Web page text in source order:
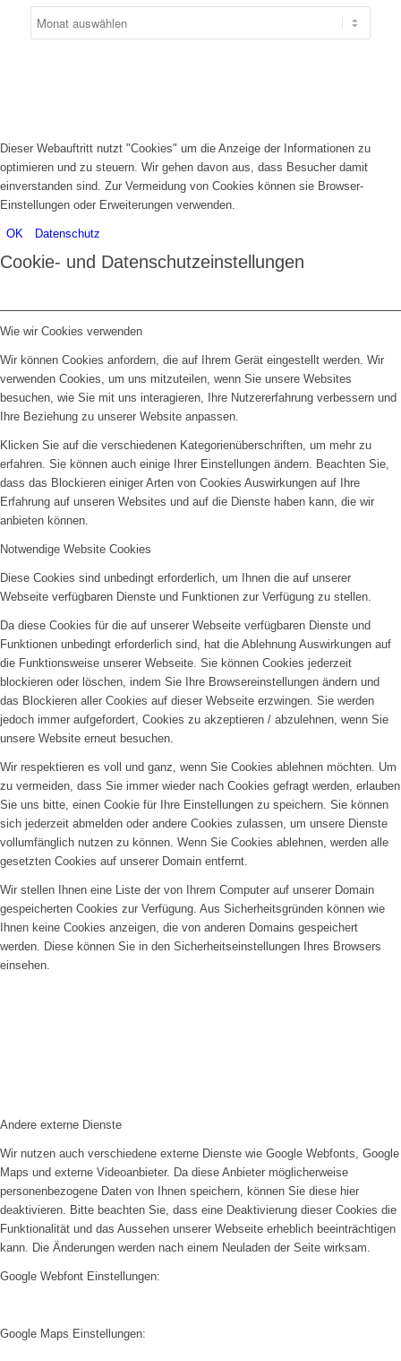
Dieser Webauftritt nutzt "Cookies" um die Anzeige der Informationen zu
optimieren und zu steuern. Wir gehen davon aus, dass Besucher damit
einverstanden sind. Zur Vermeidung von Cookies können sie Browser-
Einstellungen oder Erweiterungen verwenden.
OK Datenschutz
Cookie- und Datenschutzeinstellungen
Wie wir Cookies verwenden
Wir können Cookies anfordern, die auf Ihrem Gerät eingestellt werden. Wir
verwenden Cookies, um uns mitzuteilen, wenn Sie unsere Websites
besuchen, wie Sie mit uns interagieren, Ihre Nutzererfahrung verbessern und
Ihre Beziehung zu unserer Website anpassen.
Klicken Sie auf die verschiedenen Kategorienüberschriften, um mehr zu
erfahren. Sie können auch einige Ihrer Einstellungen ändern. Beachten Sie,
dass das Blockieren einiger Arten von Cookies Auswirkungen auf Ihre
Erfahrung auf unseren Websites und auf die Dienste haben kann, die wir
anbieten können.
Notwendige Website Cookies
Diese Cookies sind unbedingt erforderlich, um Ihnen die auf unserer
Webseite verfügbaren Dienste und Funktionen zur Verfügung zu stellen.
Da diese Cookies für die auf unserer Webseite verfügbaren Dienste und
Funktionen unbedingt erforderlich sind, hat die Ablehnung Auswirkungen auf
die Funktionsweise unserer Webseite. Sie können Cookies jederzeit
blockieren oder löschen, indem Sie Ihre Browsereinstellungen ändern und
das Blockieren aller Cookies auf dieser Webseite erzwingen. Sie werden
jedoch immer aufgefordert, Cookies zu akzeptieren / abzulehnen, wenn Sie
unsere Website erneut besuchen.
Wir respektieren es voll und ganz, wenn Sie Cookies ablehnen möchten. Um
zu vermeiden, dass Sie immer wieder nach Cookies gefragt werden, erlauben
Sie uns bitte, einen Cookie für Ihre Einstellungen zu speichern. Sie können
sich jederzeit abmelden oder andere Cookies zulassen, um unsere Dienste
vollumfänglich nutzen zu können. Wenn Sie Cookies ablehnen, werden alle
gesetzten Cookies auf unserer Domain entfernt.
Wir stellen Ihnen eine Liste der von Ihrem Computer auf unserer Domain
gespeicherten Cookies zur Verfügung. Aus Sicherheitsgründen können wie
Ihnen keine Cookies anzeigen, die von anderen Domains gespeichert
werden. Diese können Sie in den Sicherheitseinstellungen Ihres Browsers
einsehen.
Andere externe Dienste
Wir nutzen auch verschiedene externe Dienste wie Google Webfonts, Google
Maps und externe Videoanbieter. Da diese Anbieter möglicherweise
personenbezogene Daten von Ihnen speichern, können Sie diese hier
deaktivieren. Bitte beachten Sie, dass eine Deaktivierung dieser Cookies die
Funktionalität und das Aussehen unserer Webseite erheblich beeinträchtigen
kann. Die Änderungen werden nach einem Neuladen der Seite wirksam.
Google Webfont Einstellungen:
Google Maps Einstellungen: